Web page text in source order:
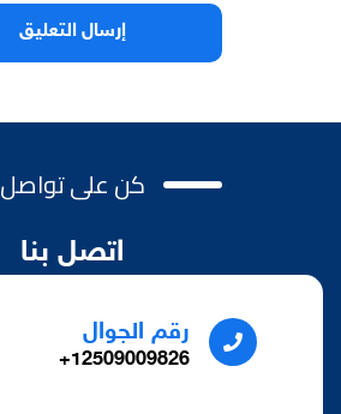
كن على تواصل
اتصل بنا
رقم الجوال
12509009826+